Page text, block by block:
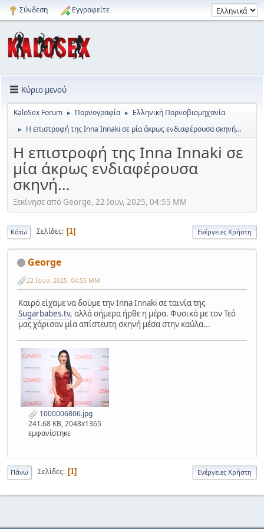
Σύνδεση Εγγραφείτε
Κύριο μενού
KaloSex Forum ► Πορνογραφία ► Ελληνική Πορνοβιομηχανία
► Η επιστροφή της Inna Innaki σε μία άκρως ενδιαφέρουσα σκηνή…
Η επιστροφή της Inna Innaki σε
μία άκρως ενδιαφέρουσα
σκηνή…
Ξεκίνησε από George, 22 Ιουν, 2025, 04:55 ΜΜ
Κάτω Σελίδες 1 Ενέργειες Χρήστη
George
22 Ιουν, 2025, 04:55 ΜΜ
Καιρό είχαμε να δούμε την Inna Innaki σε ταινία της
Sugarbabes.tv, αλλά σήμερα ήρθε η μέρα. Φυσικά με τον Τεό
μας χάρισαν μία απίστευτη σκηνή μέσα στην καύλα...
1000006806.jpg
241.68 KB, 2048x1365
εμφανίστηκε
Πάνω Σελίδες 1 Ενέργειες Χρήστη